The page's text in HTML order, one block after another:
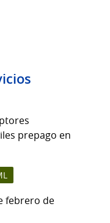
prepago en
febrero de